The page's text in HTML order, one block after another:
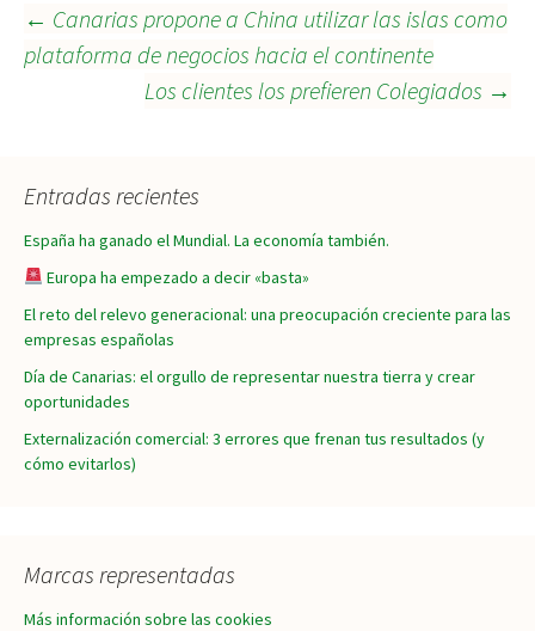
Navegación
entradas
← Canarias propone a China utilizar las islas como
plataforma de negocios hacia el continente
Los clientes los prefieren Colegiados →
Entradas recientes
España ha ganado el Mundial. La economía también.
Europa ha empezado a decir «basta»
El reto del relevo generacional: una preocupación creciente para las
empresas españolas
Día de Canarias: el orgullo de representar nuestra tierra y crear
oportunidades
Externalización comercial: 3 errores que frenan tus resultados (y
cómo evitarlos)
Marcas representadas
Más información sobre las cookies